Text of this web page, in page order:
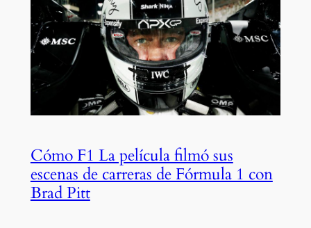
Cómo F1 La película filmó sus
escenas de carreras de Fórmula 1 con
Brad Pitt